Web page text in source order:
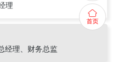
理
经理、财务总监
首页